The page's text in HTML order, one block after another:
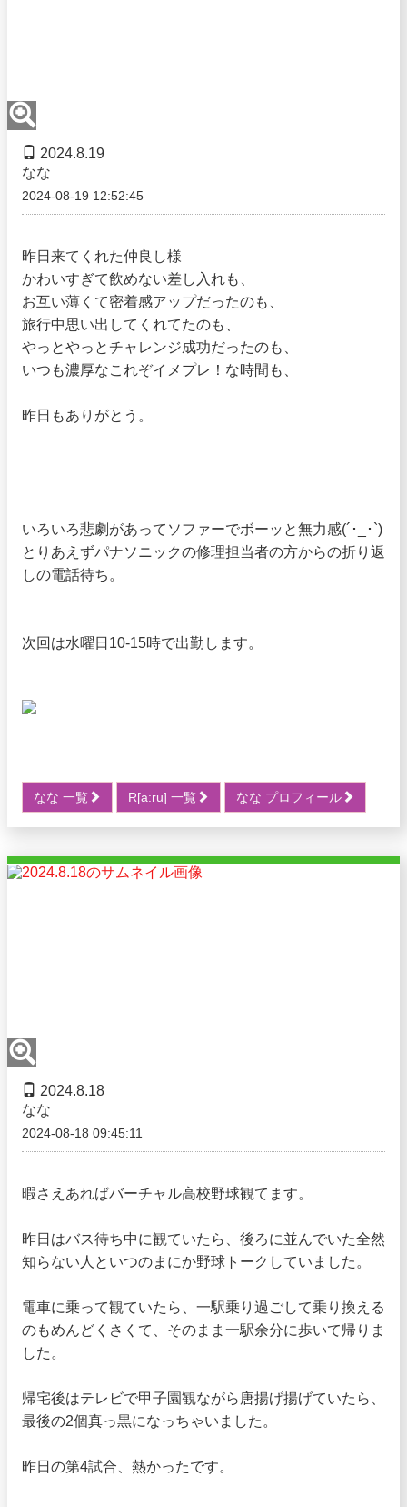
2024.8.19
なな
2024-08-19 12:52:45
昨日来てくれた仲良し様
かわいすぎて飲めない差し入れも、
お互い薄くて密着感アップだったのも、
旅行中思い出してくれてたのも、
やっとやっとチャレンジ成功だったのも、
いつも濃厚なこれぞイメプレ！な時間も、
昨日もありがとう。
いろいろ悲劇があってソファーでボーッと無力感(´･_･`)
とりあえずパナソニックの修理担当者の方からの折り返
しの電話待ち。
次回は水曜日10-15時で出勤します。
なな 一覧 R[a:ru] 一覧 なな プロフィール
2024.8.18
なな
2024-08-18 09:45:11
暇さえあればバーチャル高校野球観てます。
昨日はバス待ち中に観ていたら、後ろに並んでいた全然
知らない人といつのまにか野球トークしていました。
電車に乗って観ていたら、一駅乗り過ごして乗り換える
のもめんどくさくて、そのまま一駅余分に歩いて帰りま
した。
帰宅後はテレビで甲子園観ながら唐揚げ揚げていたら、
最後の2個真っ黒になっちゃいました。
昨日の第4試合、熱かったです。